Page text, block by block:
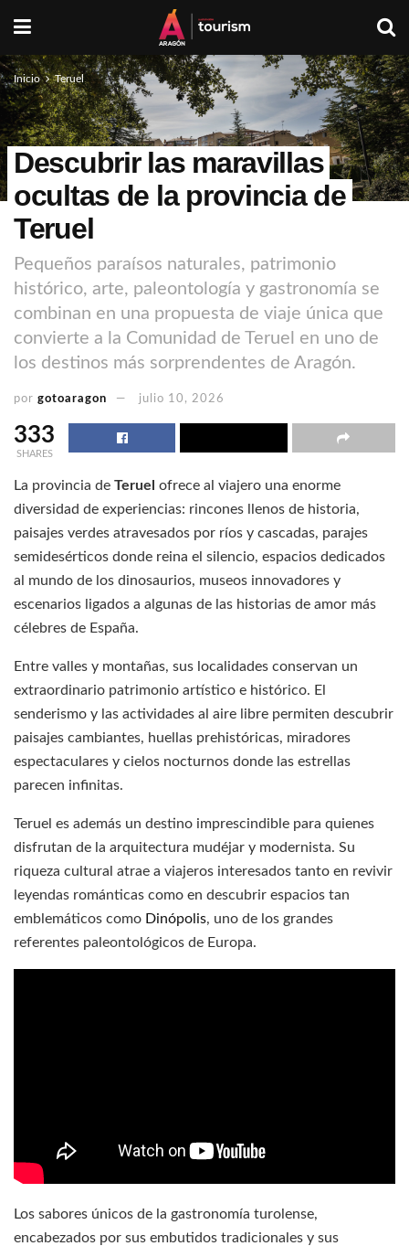
Inicio Teruel
Descubrir las maravillas
ocultas de la provincia de
Teruel
Pequeños paraísos naturales, patrimonio
histórico, arte, paleontología y gastronomía se
combinan en una propuesta de viaje única que
convierte a la Comunidad de Teruel en uno de
los destinos más sorprendentes de Aragón.
por gotoaragon julio 10, 2026
333
SHARES
La provincia de Teruel ofrece al viajero una enorme
diversidad de experiencias: rincones llenos de historia,
paisajes verdes atravesados por ríos y cascadas, parajes
semidesérticos donde reina el silencio, espacios dedicados
al mundo de los dinosaurios, museos innovadores y
escenarios ligados a algunas de las historias de amor más
célebres de España.
Entre valles y montañas, sus localidades conservan un
extraordinario patrimonio artístico e histórico. El
senderismo y las actividades al aire libre permiten descubrir
paisajes cambiantes, huellas prehistóricas, miradores
espectaculares y cielos nocturnos donde las estrellas
parecen infinitas.
Teruel es además un destino imprescindible para quienes
disfrutan de la arquitectura mudéjar y modernista. Su
riqueza cultural atrae a viajeros interesados tanto en revivir
leyendas románticas como en descubrir espacios tan
emblemáticos como Dinópolis, uno de los grandes
referentes paleontológicos de Europa.
Los sabores únicos de la gastronomía turolense,
encabezados por sus embutidos tradicionales y sus